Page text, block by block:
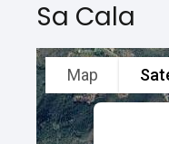
Sa Cala
Map